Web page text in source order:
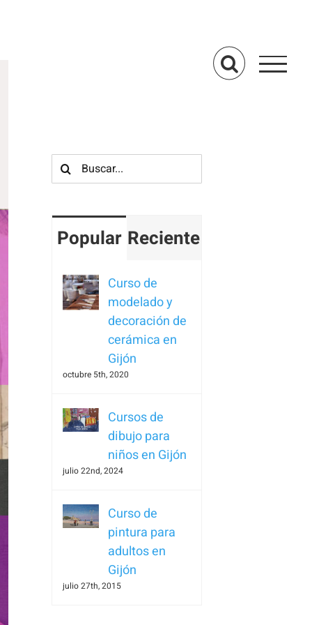
Buscar:
Popular Reciente
Curso de
modelado y
decoración de
cerámica en
Gijón
octubre 5th, 2020
Cursos de
dibujo para
niños en Gijón
julio 22nd, 2024
Curso de
pintura para
adultos en
Gijón
julio 27th, 2015